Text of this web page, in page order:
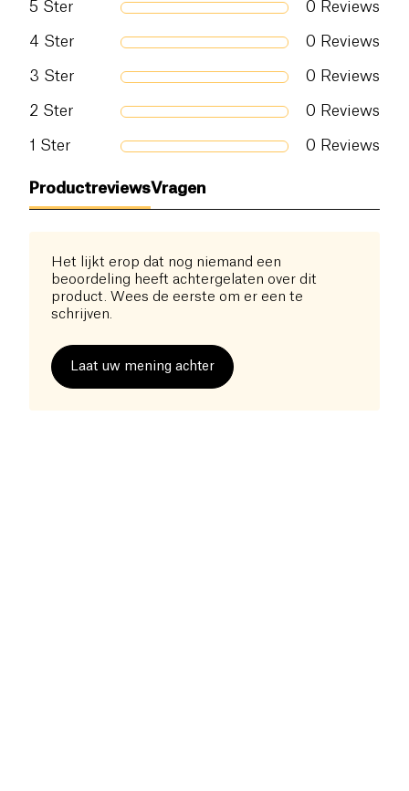
5 Ster 0 Reviews
4 Ster 0 Reviews
3 Ster 0 Reviews
2 Ster 0 Reviews
1 Ster 0 Reviews
ProductreviewsVragen
Het lijkt erop dat nog niemand een
beoordeling heeft achtergelaten over dit
product. Wees de eerste om er een te
schrijven.
Laat uw mening achter